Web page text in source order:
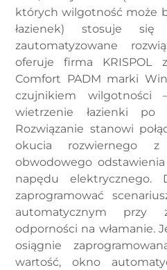
których wilgotność może
łazienek) stosuje
zautomatyzowane
oferuje firma KRISPOL
Comfort PADM marki
czujnikiem wilgotności
wietrzenie łazienki
Rozwiązanie stanowi
okucia rozwiernego z
obwodowego
napędu elektrycznego.
zaprogramować
automatycznym przy
odporności na włamanie.
osiągnie
wartość, okno